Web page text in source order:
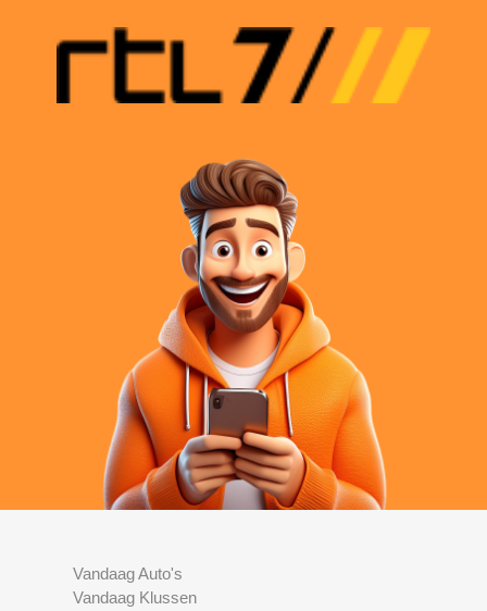
Vandaag Auto's
Vandaag Klussen